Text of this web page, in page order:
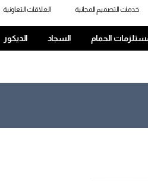
خدمات التصميم المجانية العلاقات التعاونية
الحمام السجاد الديكور